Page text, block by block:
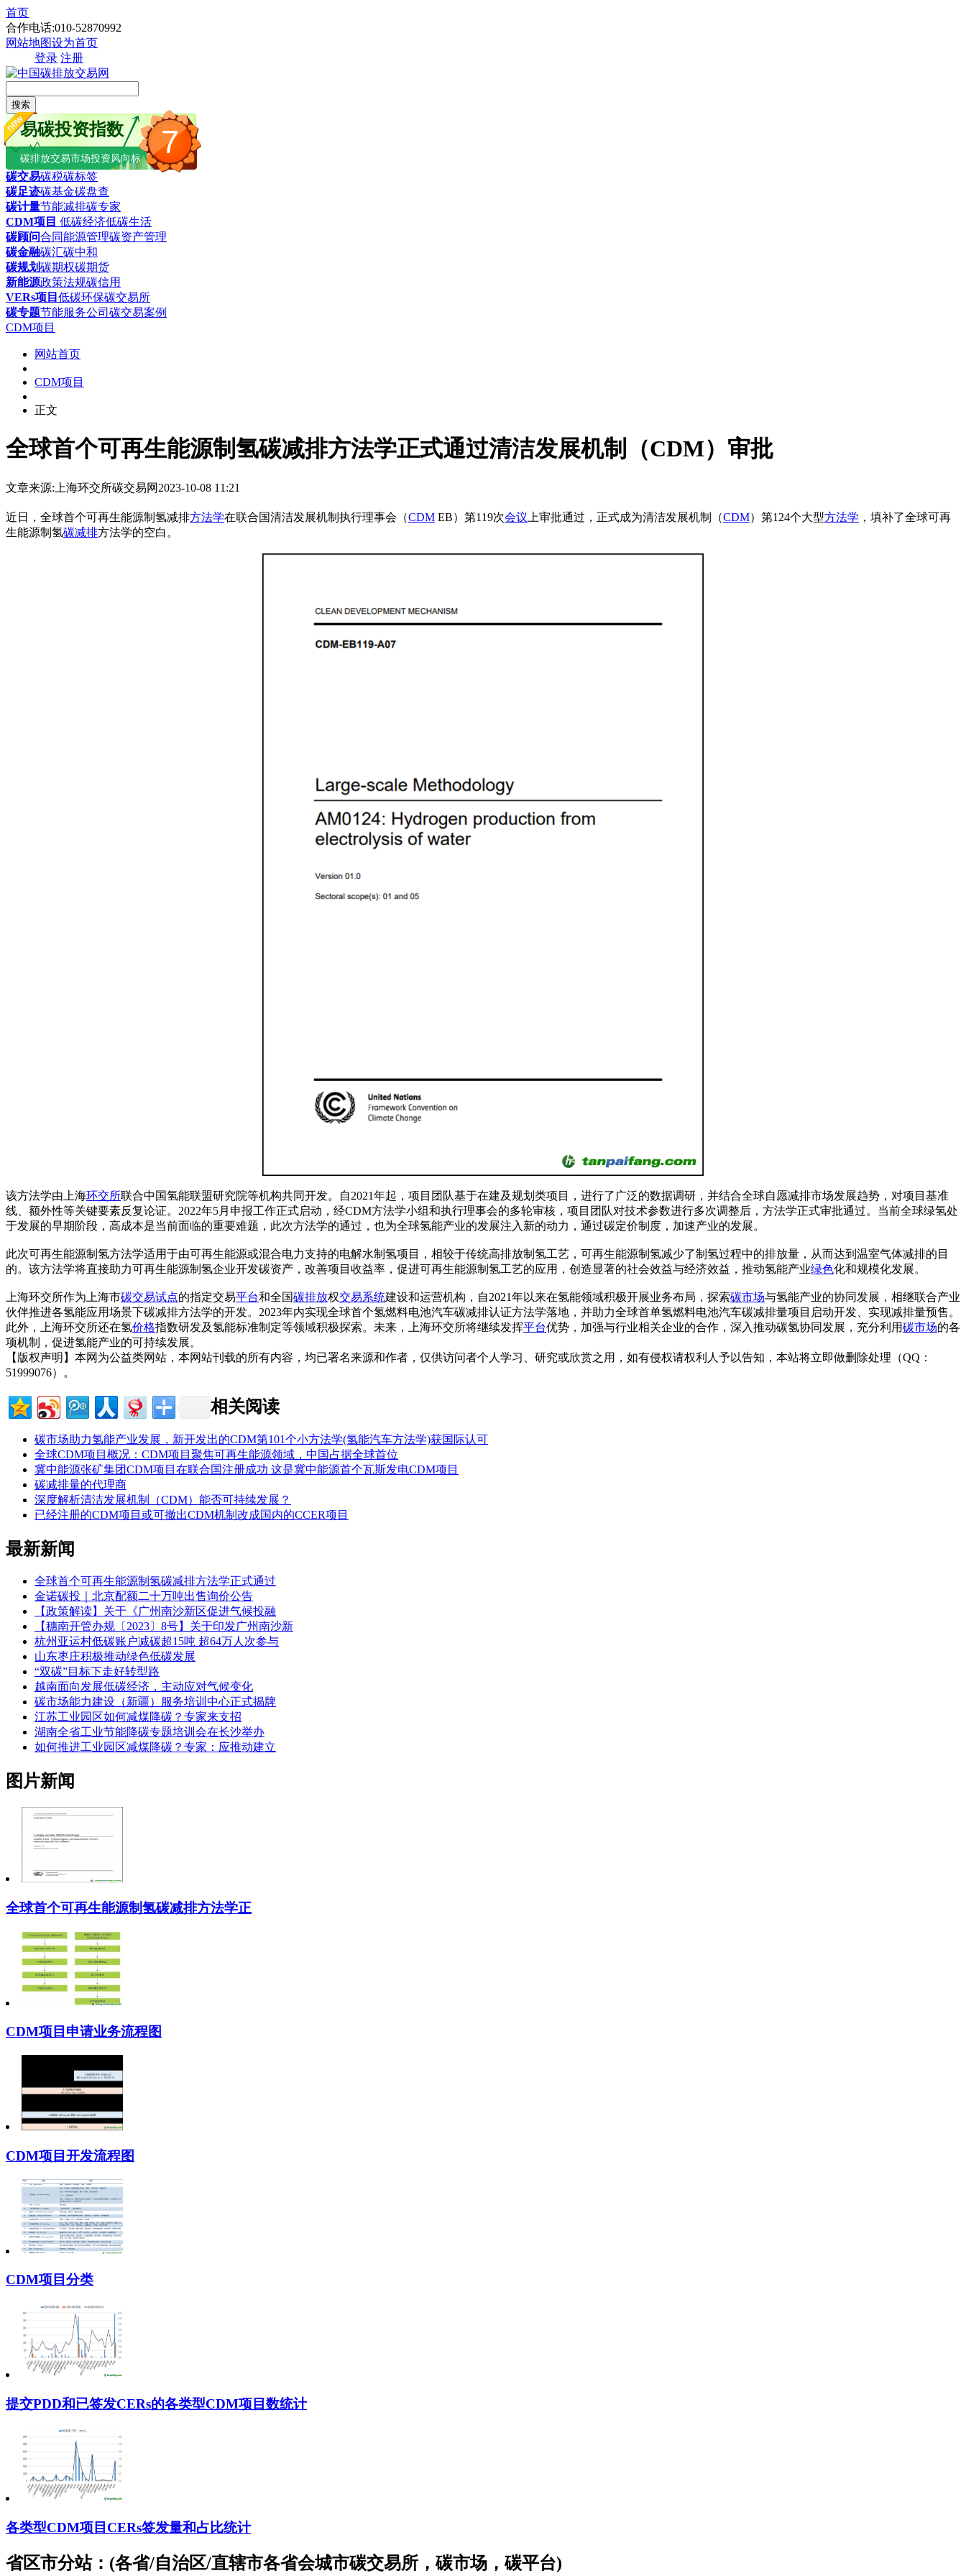
首页
合作电话:010-52870992
网站地图设为首页
登录 注册
搜索
7
易碳投资指数
碳排放交易市场投资风向标
碳交易碳税碳标签
碳足迹碳基金碳盘查
碳计量节能减排碳专家
CDM项目 低碳经济低碳生活
碳顾问合同能源管理碳资产管理
碳金融碳汇碳中和
碳规划碳期权碳期货
新能源政策法规碳信用
VERs项目 低碳环保碳交易所
碳专题节能服务公司 碳交易案例
CDM项目
网站首页
CDM项目
正文
全球首个可再生能源制氢碳减排方法学正式通过清洁发展机制（CDM）审批
文章来源:上海环交所碳交易网 2023-10-08 11:21
近日，全球首个可再生能源制氢减排方法学在联合国清洁发展机制执行理事会（CDM EB）第119次会议 上审批通过，正式成为清洁发展机制（CDM）第124个大型方法学 ，填补了全球可再
生能源制氢碳减排方法学的空白。
该方法学由上海环交所联合中国氢能联盟研究院等机构共同开发。自2021年起，项目团队基于在建及规划类项目，进行了广泛的数据调研，并结合全球自愿减排市场发展趋势，对项目基准
线、额外性等关键要素反复论证。2022年5月申报工作正式启动，经CDM方法学小组和执行理事会的多轮审核，项目团队对技术参数进行多次调整后，方法学正式审批通过。当前全球绿氢处
于发展的早期阶段，高成本是当前面临的重要难题，此次方法学的通过，也为全球氢能产业的发展注入新的动力，通过碳定价制度，加速产业的发展。
此次可再生能源制氢方法学适用于由可再生能源或混合电力支持的电解水制氢项目，相较于传统高排放制氢工艺，可再生能源制氢减少了制氢过程中的排放量，从而达到温室气体减排的目
的。该方法学将直接助力可再生能源制氢企业开发碳资产，改善项目收益率，促进可再生能源制氢工艺的应用，创造显著的社会效益与经济效益，推动氢能产业绿色化和规模化发展。
上海环交所作为上海市碳交易试点的指定交易平台和全国碳排放权交易系统建设和运营机构，自2021年以来在氢能领域积极开展业务布局，探索碳市场与氢能产业的协同发展，相继联合产业
伙伴推进各氢能应用场景下碳减排方法学的开发。2023年内实现全球首个氢燃料电池汽车碳减排认证方法学落地，并助力全球首单氢燃料电池汽车碳减排量项目启动开发、实现减排量预售。
此外，上海环交所还在氢价格指数研发及氢能标准制定等领域积极探索。未来，上海环交所将继续发挥平台优势，加强与行业相关企业的合作，深入推动碳氢协同发展，充分利用碳市场的各
项机制，促进氢能产业的可持续发展。
【版权声明】本网为公益类网站，本网站刊载的所有内容，均已署名来源和作者，仅供访问者个人学习、研究或欣赏之用，如有侵权请权利人予以告知，本站将立即做删除处理（QQ：
51999076）。
相关阅读
碳市场助力氢能产业发展，新开发出的CDM第101个小方法学(氢能汽车方法学)获国际认可
全球CDM项目概况：CDM项目聚焦可再生能源领域，中国占据全球首位
冀中能源张矿集团CDM项目在联合国注册成功 这是冀中能源首个瓦斯发电CDM项目
碳减排量的代理商
深度解析清洁发展机制（CDM）能否可持续发展？
已经注册的CDM项目或可撤出CDM机制改成国内的CCER项目
最新新闻
全球首个可再生能源制氢碳减排方法学正式通过
金诺碳投｜北京配额二十万吨出售询价公告
【政策解读】关于《广州南沙新区促进气候投融
【穗南开管办规〔2023〕8号】关于印发广州南沙新
杭州亚运村低碳账户减碳超15吨 超64万人次参与
山东枣庄积极推动绿色低碳发展
“双碳”目标下走好转型路
越南面向发展低碳经济，主动应对气候变化
碳市场能力建设（新疆）服务培训中心正式揭牌
江苏工业园区如何减煤降碳？专家来支招
湖南全省工业节能降碳专题培训会在长沙举办
如何推进工业园区减煤降碳？专家：应推动建立
图片新闻
全球首个可再生能源制氢碳减排方法学正
CDM项目申请业务流程图
CDM项目开发流程图
CDM项目分类
提交PDD和已签发CERs的各类型CDM项目数统计
各类型CDM项目CERs签发量和占比统计
省区市分站：(各省/自治区/直辖市各省会城市碳交易所，碳市场，碳平台)